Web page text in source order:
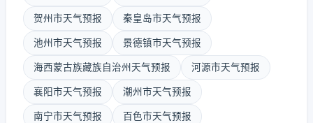
贺州市天气预报 秦皇岛市天气预报
池州市天气预报 景德镇市天气预报
海西蒙古族藏族自治州天气预报 河源市天气预报
襄阳市天气预报 潮州市天气预报
南宁市天气预报 百色市天气预报